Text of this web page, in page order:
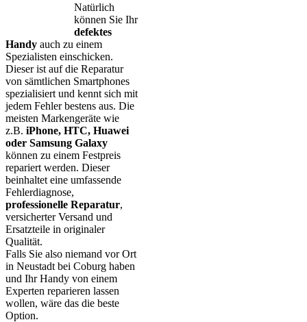
Natürlich
können Sie Ihr
defektes
Handy auch zu einem
Spezialisten einschicken.
Dieser ist auf die Reparatur
von sämtlichen Smartphones
spezialisiert und kennt sich mit
jedem Fehler bestens aus. Die
meisten Markengeräte wie
z.B. iPhone, HTC, Huawei
oder Samsung Galaxy
können zu einem Festpreis
repariert werden. Dieser
beinhaltet eine umfassende
Fehlerdiagnose,
professionelle Reparatur,
versicherter Versand und
Ersatzteile in originaler
Qualität.
Falls Sie also niemand vor Ort
in Neustadt bei Coburg haben
und Ihr Handy von einem
Experten reparieren lassen
wollen, wäre das die beste
Option.